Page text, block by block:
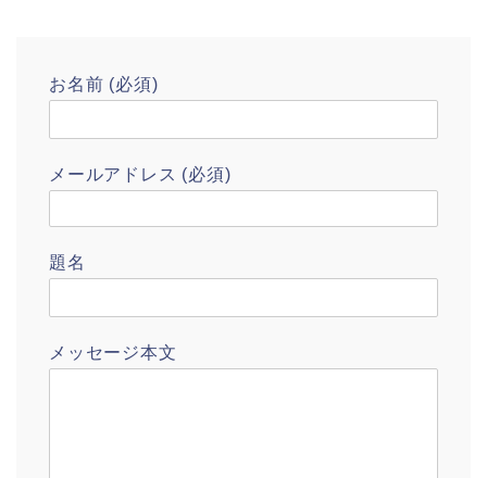
お名前 (必須)
メールアドレス (必須)
題名
メッセージ本文